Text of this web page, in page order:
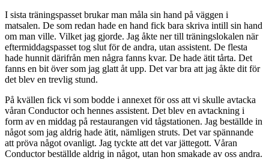
I sista träningspasset brukar man måla sin hand på väggen i
matsalen. De som redan hade en hand fick bara skriva intill sin hand
om man ville. Vilket jag gjorde. Jag åkte ner till träningslokalen när
eftermiddagspasset tog slut för de andra, utan assistent. De flesta
hade hunnit därifrån men några fanns kvar. De hade ätit tårta. Det
fanns en bit över som jag glatt åt upp. Det var bra att jag åkte dit för
det blev en trevlig stund.
På kvällen fick vi som bodde i annexet för oss att vi skulle avtacka
våran Conductor och hennes assistent. Det blev en avtackning i
form av en middag på restaurangen vid tågstationen. Jag beställde in
något som jag aldrig hade ätit, nämligen struts. Det var spännande
att pröva något ovanligt. Jag tyckte att det var jättegott. Våran
Conductor beställde aldrig in något, utan hon smakade av oss andra.